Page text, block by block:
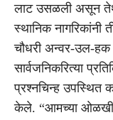
लाट उसळली असून
स्थानिक नागरिकांनी
चौधरी अन्वर-उल-हक
सार्वजनिकरित्या
प्रश्नचिन्ह उपस्थित
केले. “आमच्या ओळखीचे